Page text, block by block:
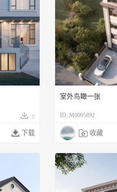
0
 下载
室外鸟瞰一张
ID: M0095892
 收藏